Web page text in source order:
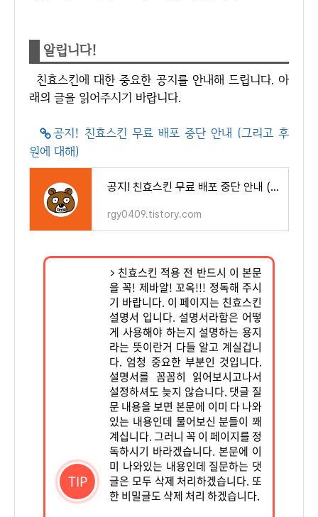
알립니다!
친효스킨에 대한 중요한 공지를 안내해 드립니다. 아
래의 글을 읽어주시기 바랍니다.
공지! 친효스킨 무료 배포 중단 안내 (그리고 후
원에 대해)
공지! 친효스킨 무료 배포 중단 안내 (그리고 후원에 대해)
rgy0409.tistory.com
TIP
친효스킨 적용 전 반드시 이 본문
을 꼭! 제바알! 꼬옥!!! 정독해 주시
기 바랍니다. 이 페이지는 친효스킨
설명서 입니다. 설명서라함은 어떻
게 사용해야 하는지 설명하는 용지
라는 뜻이란거 다들 알고 계실겁니
다. 엄청 중요한 부분인 것입니다.
설명서를 꼼꼼히 읽어보시고나서
설정하셔도 늦지 않습니다. 댓글 질
문 내용을 보면 본문에 이미 다 나와
있는 내용인데 물어보신 분들이 꽤
계십니다. 그러니 꼭 이 페이지를 정
독하시기 바라겠습니다. 본문에 이
미 나와있는 내용인데 질문하는 댓
글은 모두 삭제 처리하겠습니다. 또
한 비밀글도 삭제 처리 하겠습니다.